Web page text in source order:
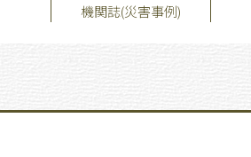
機関誌(災害事例)